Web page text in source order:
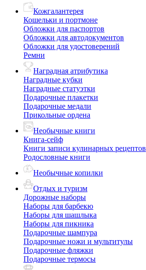
Кожгалантерея
Кошельки и портмоне
Обложки для паспортов
Обложки для автодокументов
Обложки для удостоверений
Ремни
Наградная атрибутика
Наградные кубки
Наградные статуэтки
Подарочные плакетки
Подарочные медали
Прикольные ордена
Необычные книги
Книга-сейф
Книги записи кулинарных рецептов
Родословные книги
Необычные копилки
Отдых и туризм
Дорожные наборы
Наборы для барбекю
Наборы для шашлыка
Наборы для пикника
Подарочные шампура
Подарочные ножи и мультитулы
Подарочные фляжки
Подарочные термосы